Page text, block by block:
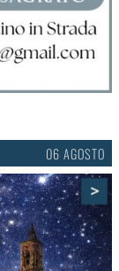
03 AGOSTO
>